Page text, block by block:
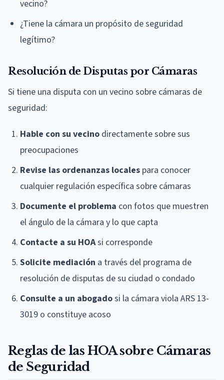
vecino?
¿Tiene la cámara un propósito de seguridad
legítimo?
Resolución de Disputas por Cámaras
Si tiene una disputa con un vecino sobre cámaras de
seguridad:
Hable con su vecino directamente sobre sus
preocupaciones
Revise las ordenanzas locales para conocer
cualquier regulación específica sobre cámaras
Documente el problema con fotos que muestren
el ángulo de la cámara y lo que capta
Contacte a su HOAsi corresponde
Solicite mediación a través del programa de
resolución de disputas de su ciudad o condado
Consulte a un abogadosi la cámara viola ARS 13-
3019 o constituye acoso
Reglas de las HOA sobre Cámaras
de Seguridad